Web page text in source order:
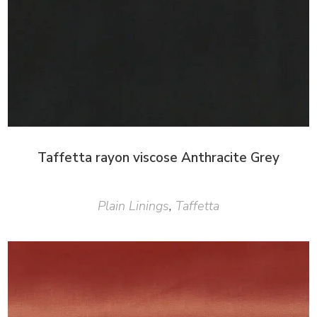
Taffetta rayon viscose Anthracite Grey
Plain Linings, Taffetta